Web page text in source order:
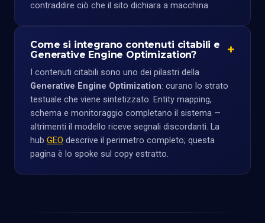
contraddire ciò che il sito dichiara a macchina.
Come si integrano contenuti citabili e
Generative Engine Optimization?
I contenuti citabili sono uno dei pilastri della
Generative Engine Optimization: curano lo strato
testuale che viene sintetizzato. Entity mapping,
schema e monitoraggio completano il sistema —
altrimenti il modello riceve segnali discordanti. La
hub GEO descrive il perimetro completo; questa
pagina è lo spoke sul copy estratto.